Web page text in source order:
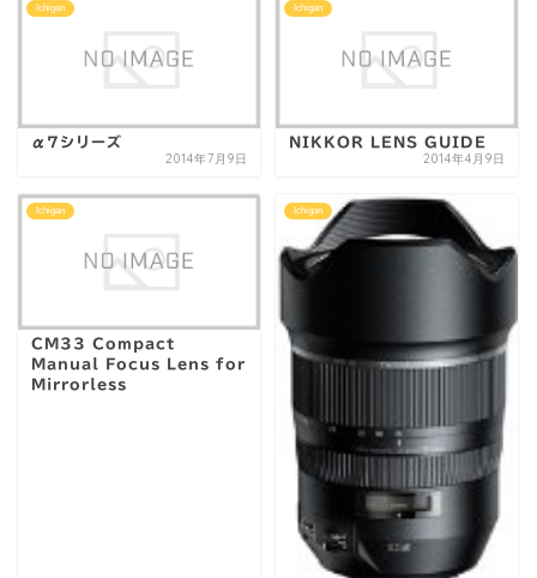
Ichigan
α7シリーズ
2014年7月9日
Ichigan
NIKKOR LENS GUIDE
2014年4月9日
Ichigan
CM33 Compact
Manual Focus Lens for
Mirrorless
Ichigan